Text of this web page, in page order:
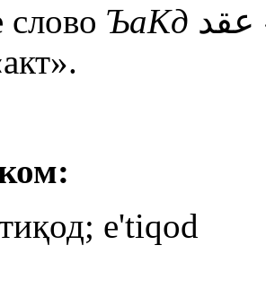
слово ЪаКд عقد «договор, акт» с русским
e'tiqod